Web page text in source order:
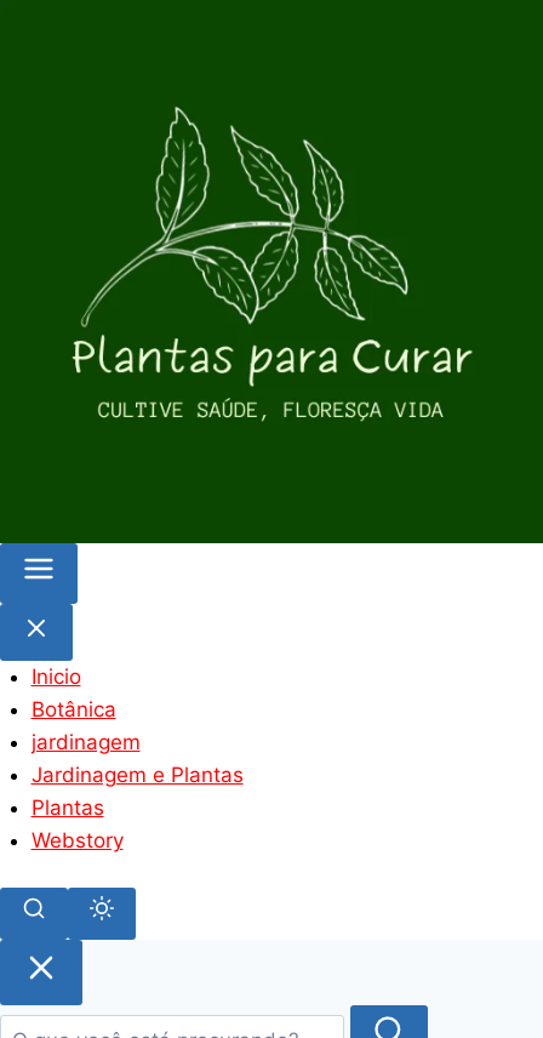
Inicio
Botânica
jardinagem
Jardinagem e Plantas
Plantas
Webstory
Pular
para
o